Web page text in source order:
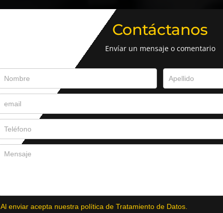
Contáctanos
Envíar un mensaje o comentario
Al enviar acepta nuestra política de Tratamiento de Datos.